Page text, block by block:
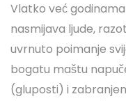
Vlatko već
nasmijava ljude,
uvrnuto poimanje
bogatu maštu
(gluposti) i